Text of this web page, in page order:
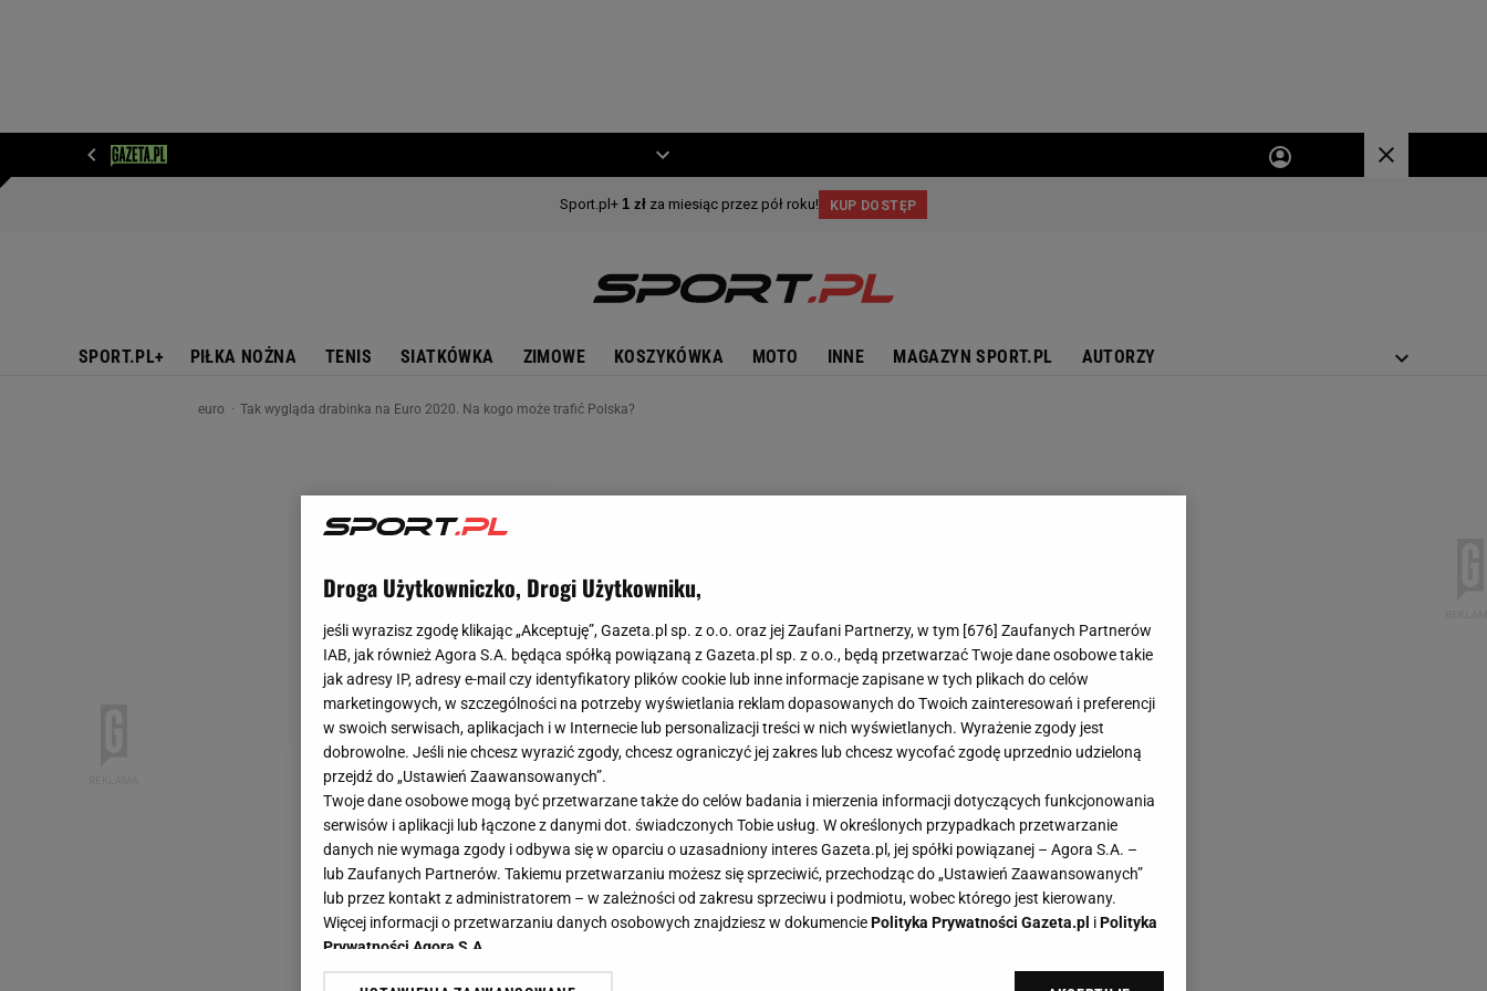
SPORT.PL+ PIŁKA NOŻNA TENIS SIATKÓWKA ZIMOWE KOSZYKÓWKA MOTO INNE MAGAZYN SPORT.PL AUTORZY
euro Tak wygląda drabinka na Euro 2020. Na kogo może trafić Polska?
Droga Użytkowniczko, Drogi Użytkowniku,
jeśli wyrazisz zgodę klikając „Akceptuję”, Gazeta.pl sp. z o.o. oraz jej Zaufani Partnerzy, w tym [676] Zaufanych Partnerów
IAB, jak również Agora S.A. będąca spółką powiązaną z Gazeta.pl sp. z o.o., będą przetwarzać Twoje dane osobowe takie
jak adresy IP, adresy e-mail czy identyfikatory plików cookie lub inne informacje zapisane w tych plikach do celów
marketingowych, w szczególności na potrzeby wyświetlania reklam dopasowanych do Twoich zainteresowań i preferencji
w swoich serwisach, aplikacjach i w Internecie lub personalizacji treści w nich wyświetlanych. Wyrażenie zgody jest
dobrowolne. Jeśli nie chcesz wyrazić zgody, chcesz ograniczyć jej zakres lub chcesz wycofać zgodę uprzednio udzieloną
przejdź do „Ustawień Zaawansowanych”.
Twoje dane osobowe mogą być przetwarzane także do celów badania i mierzenia informacji dotyczących funkcjonowania
serwisów i aplikacji lub łączone z danymi dot. świadczonych Tobie usług. W określonych przypadkach przetwarzanie
danych nie wymaga zgody i odbywa się w oparciu o uzasadniony interes Gazeta.pl, jej spółki powiązanej – Agora S.A. –
lub Zaufanych Partnerów. Takiemu przetwarzaniu możesz się sprzeciwić, przechodząc do „Ustawień Zaawansowanych”
lub przez kontakt z administratorem – w zależności od zakresu sprzeciwu i podmiotu, wobec którego jest kierowany.
Więcej informacji o przetwarzaniu danych osobowych znajdziesz w dokumenciePolityka Prywatności Gazeta.pl iPolityka
Prywatności Agora S.A.